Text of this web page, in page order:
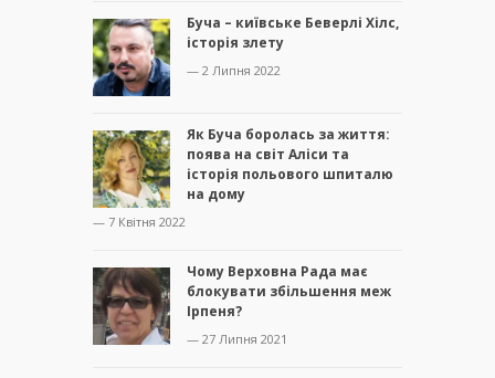
Буча – київське Беверлі Хілс,
історія злету
— 2 Липня 2022
Як Буча боролась за життя:
поява на світ Аліси та
історія польового шпиталю
на дому
— 7 Квітня 2022
Чому Верховна Рада має
блокувати збільшення меж
Ірпеня?
— 27 Липня 2021